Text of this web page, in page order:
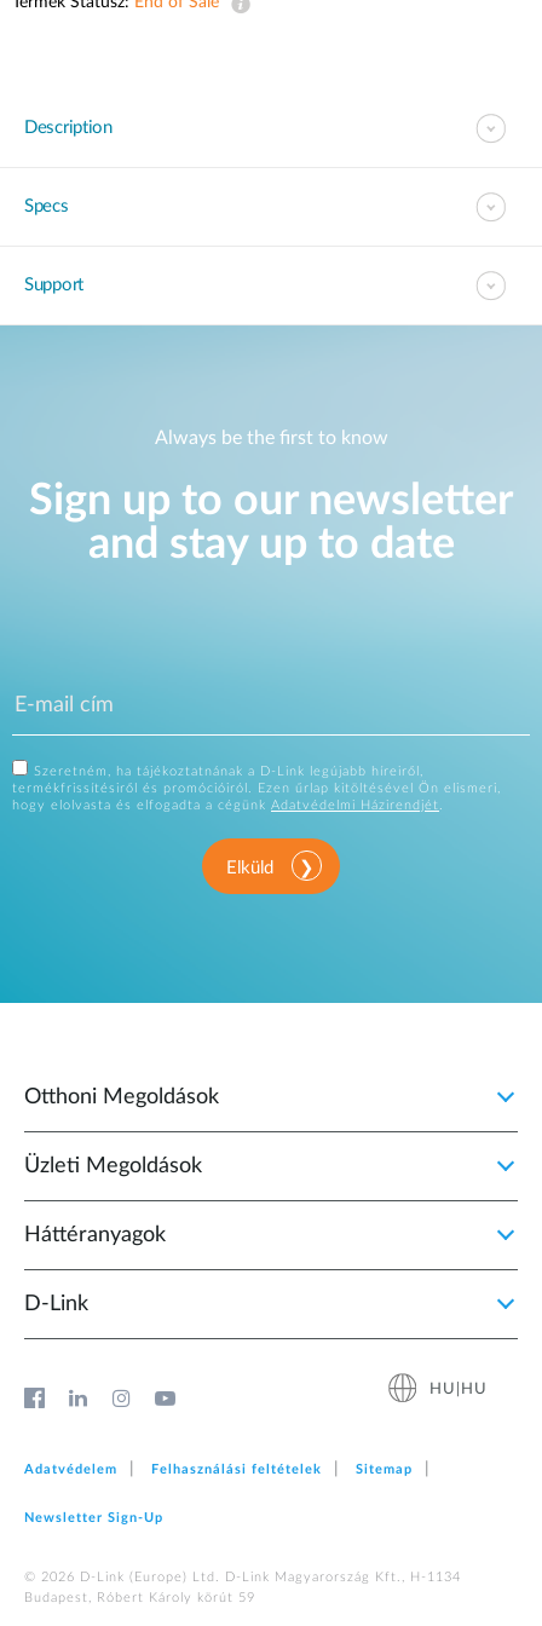
Description
Specs
Support
Always be the first to know
Sign up to our newsletter
and stay up to date
Szeretném, ha tájékoztatnának a D-Link legújabb híreiről,
termékfrissítésiről és promócióiról. Ezen űrlap kitöltésével Ön elismeri,
hogy elolvasta és elfogadta a cégünk Adatvédelmi Házirendjét.
Elküld
Otthoni Megoldások
Üzleti Megoldások
Háttéranyagok
D‑Link
HU|HU
Adatvédelem Felhasználási feltételek Sitemap
Newsletter Sign‑Up
© 2026 D‑Link (Europe) Ltd. D-Link Magyarország Kft., H-1134
Budapest, Róbert Károly körút 59